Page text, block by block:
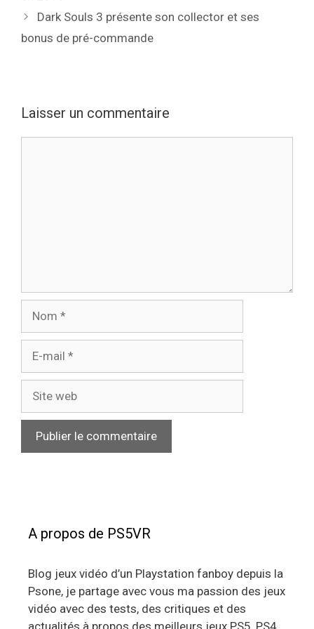
Dark Souls 3 présente son collector et ses
bonus de pré-commande
Laisser un commentaire
mail
web
A propos de PS5VR
Blog jeux vidéo d’un Playstation fanboy depuis la
Psone, je partage avec vous ma passion des jeux
vidéo avec des tests, des critiques et des
actualités à propos des meilleurs jeux PS5, PS4